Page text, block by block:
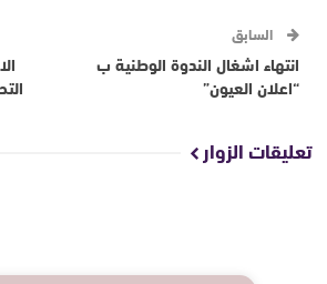
السابق
انتهاء اشغال الندوة الوطنية ب
“اعلان العيون”
تعليقات الزوار